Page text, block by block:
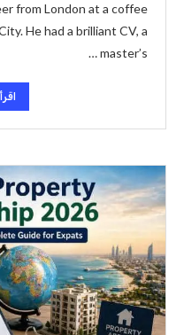
from London at a coffee
He had a brilliant CV, a
master’s …